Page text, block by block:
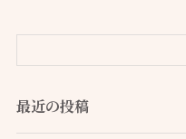
最近の投稿